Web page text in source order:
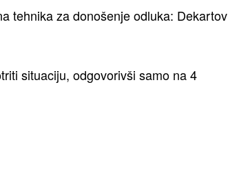
tehnika za donošenje odluka: Dekartov
situaciju, odgovorivši samo na 4